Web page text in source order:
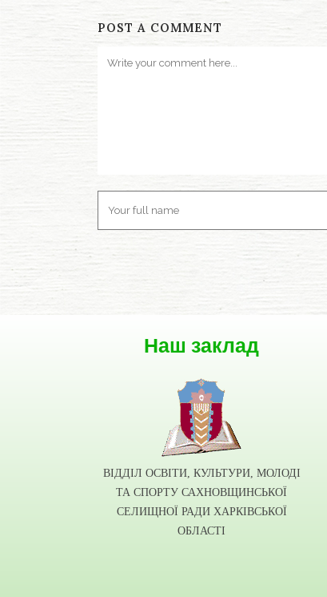
POST A COMMENT
Наш заклад
ВІДДІЛ ОСВІТИ, КУЛЬТУРИ, МОЛОДІ
ТА СПОРТУ САХНОВЩИНСЬКОЇ
СЕЛИЩНОЇ РАДИ ХАРКІВСЬКОЇ
ОБЛАСТІ